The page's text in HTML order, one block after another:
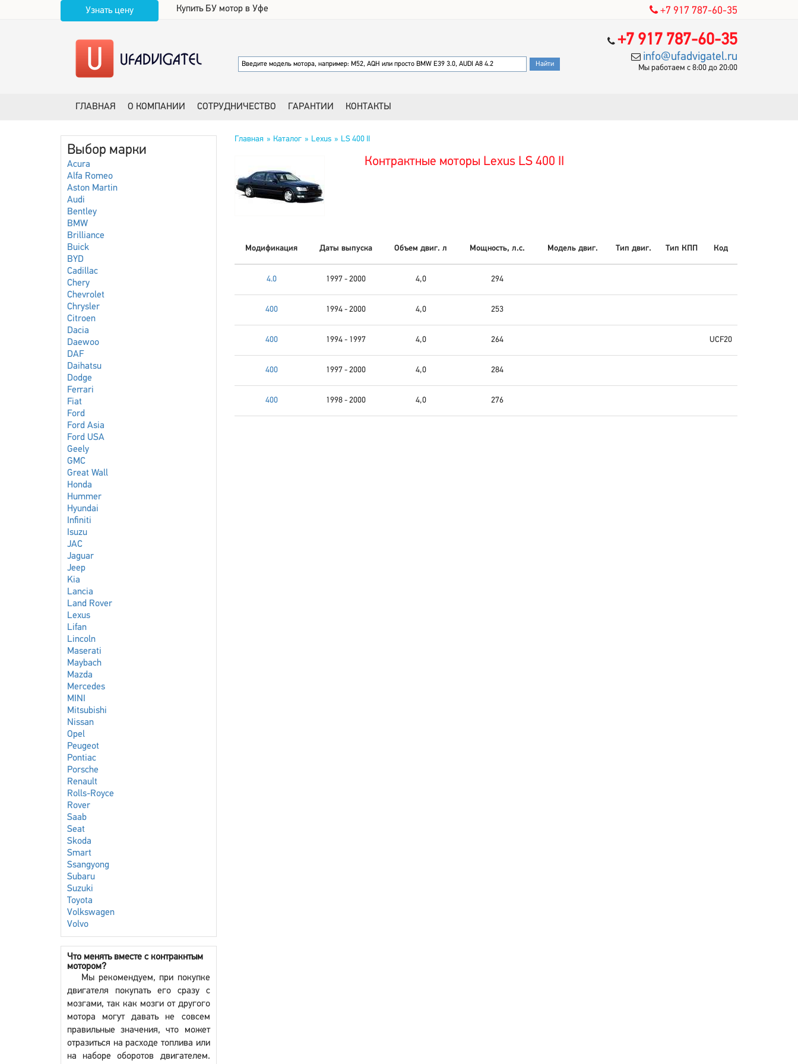
Узнать цену Купить БУ мотор в Уфе +7 917 787-60-35
+7 917 787-60-35
info@ufadvigatel.ru
Мы работаем с 8:00 до 20:00
ГЛАВНАЯ О КОМПАНИИ СОТРУДНИЧЕСТВО ГАРАНТИИ КОНТАКТЫ
Выбор марки
Acura
Alfa Romeo
Aston Martin
Audi
Bentley
BMW
Brilliance
Buick
BYD
Cadillac
Chery
Chevrolet
Chrysler
Citroen
Dacia
Daewoo
DAF
Daihatsu
Dodge
Ferrari
Fiat
Ford
Ford Asia
Ford USA
Geely
GMC
Great Wall
Honda
Hummer
Hyundai
Infiniti
Isuzu
JAC
Jaguar
Jeep
Kia
Lancia
Land Rover
Lexus
Lifan
Lincoln
Maserati
Maybach
Mazda
Mercedes
MINI
Mitsubishi
Nissan
Opel
Peugeot
Pontiac
Porsche
Renault
Rolls-Royce
Rover
Saab
Seat
Skoda
Smart
Ssangyong
Subaru
Suzuki
Toyota
Volkswagen
Volvo
Что менять вместе с контракнтым
мотором?
Мы рекомендуем, при покупке
двигателя покупать его сразу с
мозгами, так как мозги от другого
мотора могут давать не совсем
правильные значения, что может
отразиться на расходе топлива или
на наборе оборотов двигателем.
Главная Каталог Lexus LS 400 II
Контрактные моторы Lexus LS 400 II
Модификация Даты выпуска Объем двиг. л Мощность, л.с. Модель двиг. Тип двиг. Тип КПП Код
4.0 1997 - 2000 4,0 294
400 1994 - 2000 4,0 253
400 1994 - 1997 4,0 264 UCF20
400 1997 - 2000 4,0 284
400 1998 - 2000 4,0 276